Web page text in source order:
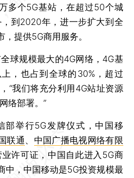
多个5G基站，在超过50个城
到2020年，进一步扩大到全
提供5G商用服务。
规模最大的4G网络，4G基
，也占到全球的30%，超过
“我们将充分利用4G站址资源
络部署。”
举行5G发牌仪式，中国移
联通、 中国广播电视网络有限
许可证，中国自此进入5G商
中，中国移动是5G投资规模最